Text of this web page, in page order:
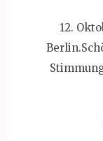
12.